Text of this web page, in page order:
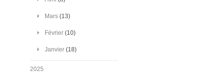
Mars (13)
Février (10)
Janvier (18)
2025